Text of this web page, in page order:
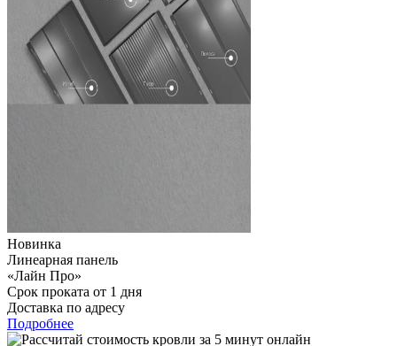
Новинка
Линеарная панель
«Лайн Про»
Срок проката от 1 дня
Доставка по адресу
Подробнее